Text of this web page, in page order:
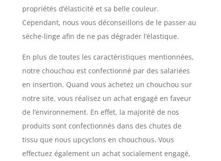
propriétés d’élasticité et sa belle couleur.
Cependant, nous vous déconseillons de le passer au
sèche-linge afin de ne pas dégrader l’élastique.
En plus de toutes les caractéristiques mentionnées,
notre chouchou est confectionné par des salariées
en insertion. Quand vous achetez un chouchou sur
notre site, vous réalisez un achat engagé en faveur
de l’environnement. En effet, la majorité de nos
produits sont confectionnés dans des chutes de
tissu que nous upcyclons en chouchous. Vous
effectuez également un achat socialement engagé,